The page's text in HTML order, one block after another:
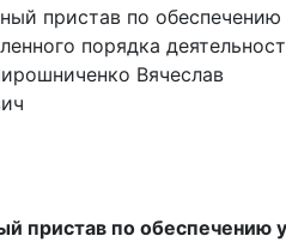
пристав по обеспечению